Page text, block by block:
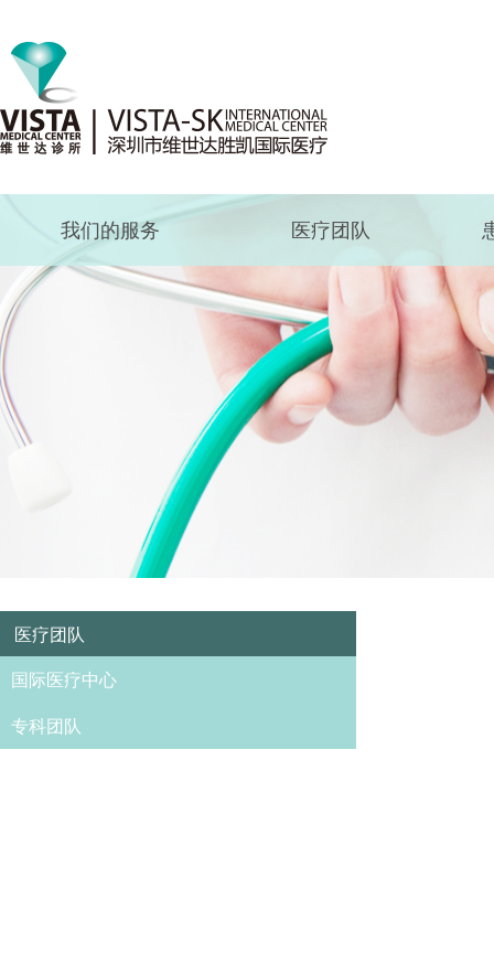
我们的服务 医疗团队
医疗团队
国际医疗中心
专科团队